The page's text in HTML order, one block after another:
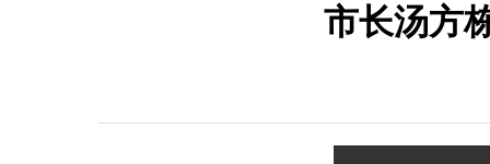
市长汤方